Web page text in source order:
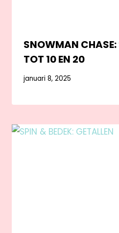
SNOWMAN CHASE:
TOT 10 EN 20
januari 8, 2025